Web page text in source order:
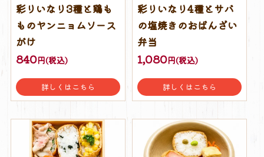
彩りいなり3種と鶏も
ものヤンニョムソース
がけ
840円(税込)
詳しくはこちら
彩りいなり4種とサバ
の塩焼きのおばんざい
弁当
1,080円(税込)
詳しくはこちら